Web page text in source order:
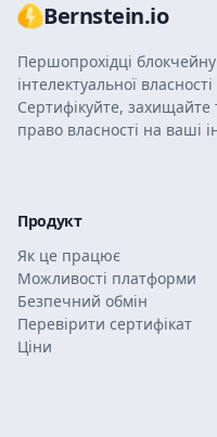
Bernstein.io
Першопрохідці
інтелектуальної
Сертифікуйте, захищайте
право власності на ваші
Продукт
Як це працює
Можливості платформи
Безпечний обмін
Перевірити сертифікат
Ціни